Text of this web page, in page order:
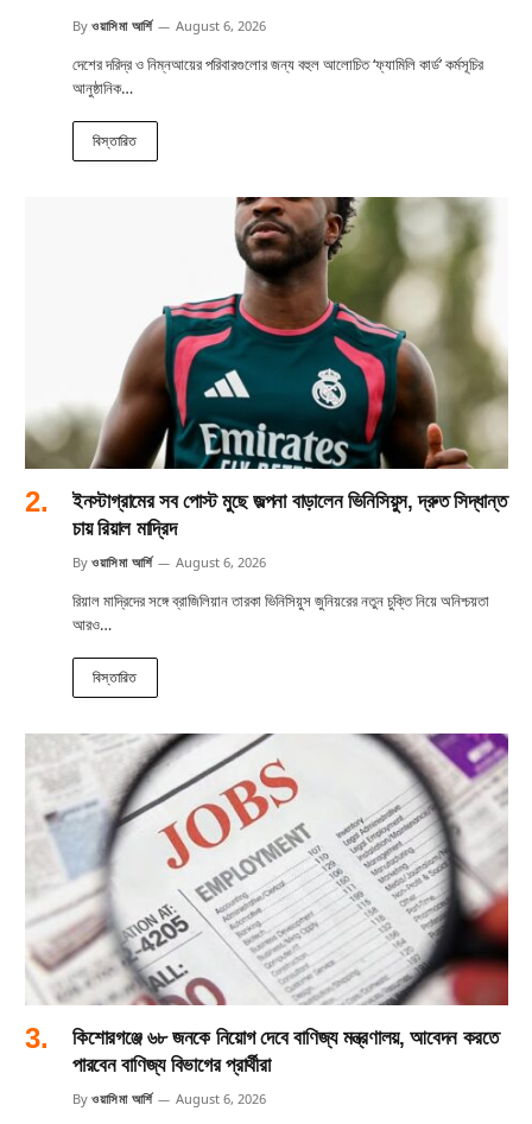
By ওয়াসিমা আর্শি August 6, 2026
দেশের দরিদ্র ও নিম্নআয়ের পরিবারগুলোর জন্য বহুল আলোচিত ‘ফ্যামিলি কার্ড’ কর্মসূচির
আনুষ্ঠানিক…
বিস্তারিত
ইনস্টাগ্রামের সব পোস্ট মুছে জল্পনা বাড়ালেন ভিনিসিয়ুস, দ্রুত সিদ্ধান্ত
চায় রিয়াল মাদ্রিদ
By ওয়াসিমা আর্শি August 6, 2026
রিয়াল মাদ্রিদের সঙ্গে ব্রাজিলিয়ান তারকা ভিনিসিয়ুস জুনিয়রের নতুন চুক্তি নিয়ে অনিশ্চয়তা
আরও…
বিস্তারিত
কিশোরগঞ্জে ৬৮ জনকে নিয়োগ দেবে বাণিজ্য মন্ত্রণালয়, আবেদন করতে
পারবেন বাণিজ্য বিভাগের প্রার্থীরা
By ওয়াসিমা আর্শি August 6, 2026